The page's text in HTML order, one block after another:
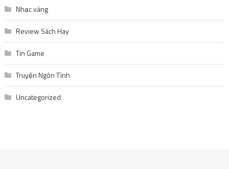
Nhạc vàng
Review Sách Hay
Tin Game
Truyện Ngôn Tình
Uncategorized